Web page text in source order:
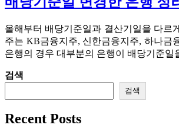
올해부터 배당기준일과 결산기일을 다르
주는 KB금융지주, 신한금융지주, 하나금
은행의 경우 대부분의 은행이 배당기준일
검색
검색
Recent Posts